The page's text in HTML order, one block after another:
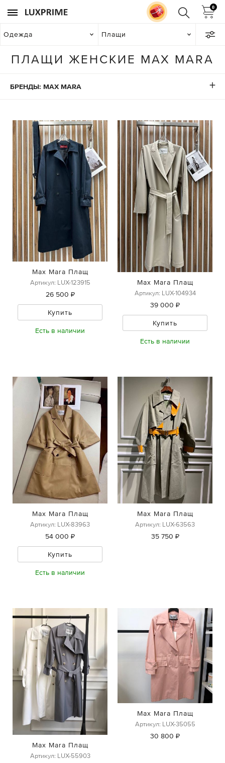
0
Одежда Плащи
ПЛАЩИ ЖЕНСКИЕ MAX MARA
БРЕНДЫ: MAX MARA
Max Mara Плащ
Артикул: LUX-123915
26 500 ₽
Купить
Есть в наличии
Max Mara Плащ
Артикул: LUX-104934
39 000 ₽
Купить
Есть в наличии
Max Mara Плащ
Артикул: LUX-83963
54 000 ₽
Купить
Есть в наличии
Max Mara Плащ
Артикул: LUX-63563
35 750 ₽
Max Mara Плащ
Артикул: LUX-55903
Max Mara Плащ
Артикул: LUX-35055
30 800 ₽